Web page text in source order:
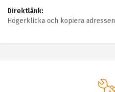
Direktlänk:
Högerklicka och kopiera adressen